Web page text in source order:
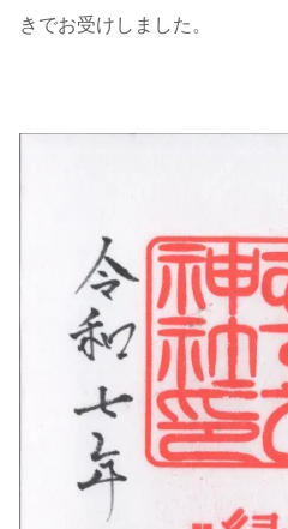
きでお受けしました。